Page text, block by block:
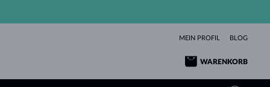
MEIN PROFIL BLOG
WARENKORB